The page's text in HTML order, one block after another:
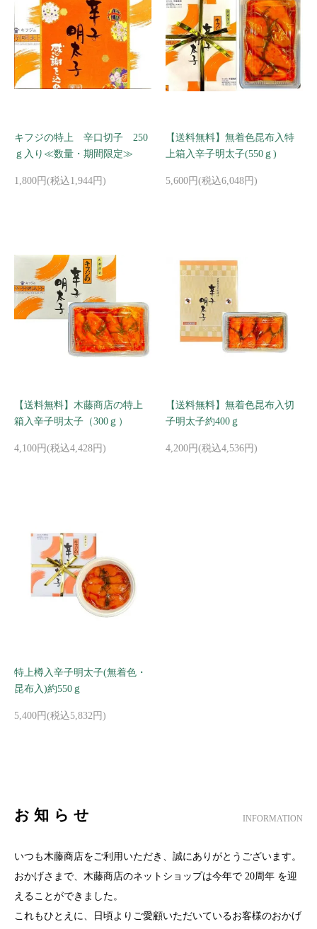
キフジの特上 辛口切子 250
ｇ入り≪数量・期間限定≫
1,800円(税込1,944円)
【送料無料】無着色昆布入特
上箱入辛子明太子(550ｇ)
5,600円(税込6,048円)
【送料無料】木藤商店の特上
箱入辛子明太子（300ｇ）
4,100円(税込4,428円)
【送料無料】無着色昆布入切
子明太子約400ｇ
4,200円(税込4,536円)
特上樽入辛子明太子(無着色・
昆布入)約550ｇ
5,400円(税込5,832円)
お知らせ INFORMATION
いつも木藤商店をご利用いただき、誠にありがとうございます。
おかげさまで、木藤商店のネットショップは今年で 20周年 を迎
えることができました。
これもひとえに、日頃よりご愛顧いただいているお客様のおかげ